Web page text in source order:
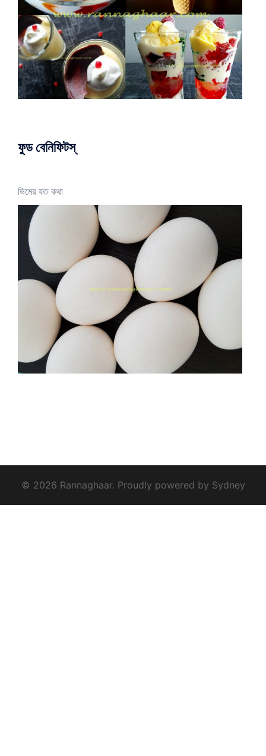
ফুড বেনিফিটস্
ডিমের যত কথা
© 2026 Rannaghaar. Proudly powered by Sydney